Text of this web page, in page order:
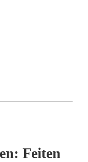
Feiten